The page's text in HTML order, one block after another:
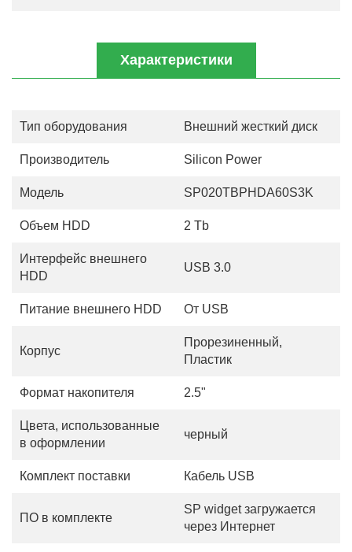
Характеристики
Тип оборудования Внешний жесткий диск
Производитель Silicon Power
Модель SP020TBPHDA60S3K
Объем HDD 2 Tb
Интерфейс внешнего
HDD
USB 3.0
Питание внешнего HDD От USB
Корпус
Прорезиненный,
Пластик
Формат накопителя 2.5"
Цвета, использованные
в оформлении
черный
Комплект поставки Кабель USB
ПО в комплекте
SP widget загружается
через Интернет